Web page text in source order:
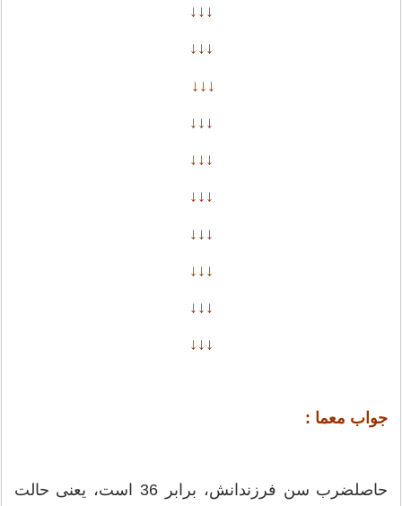
↓↓↓
↓↓↓
↓↓↓
↓↓↓
↓↓↓
↓↓↓
↓↓↓
↓↓↓
↓↓↓
↓↓↓
جواب معما :
حاصلضرب سن فرزندانش، برابر 36 است، یعنی حالت